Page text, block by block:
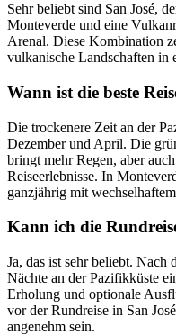
Sehr beliebt sind San José,
Monteverde und eine
Arenal. Diese Kombination
vulkanische Landschaften in
Wann ist die beste
Die trockenere Zeit an der
Dezember und April. Die
bringt mehr Regen, aber
Reiseerlebnisse. In
ganzjährig mit
Kann ich die
Ja, das ist sehr beliebt. Nach
Nächte an der Pazifikküste
Erholung und optionale
vor der Rundreise in San
angenehm sein.